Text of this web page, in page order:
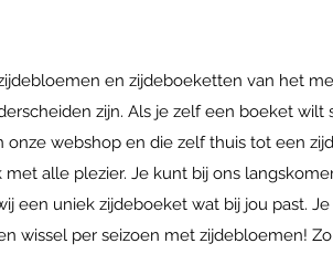
en zijdeboeketten van het
zijn. Als je zelf een boeket
webshop en die zelf thuis tot een
alle plezier. Je kunt bij ons
een uniek zijdeboeket wat bij jou past.
wissel per seizoen met zijdebloemen!